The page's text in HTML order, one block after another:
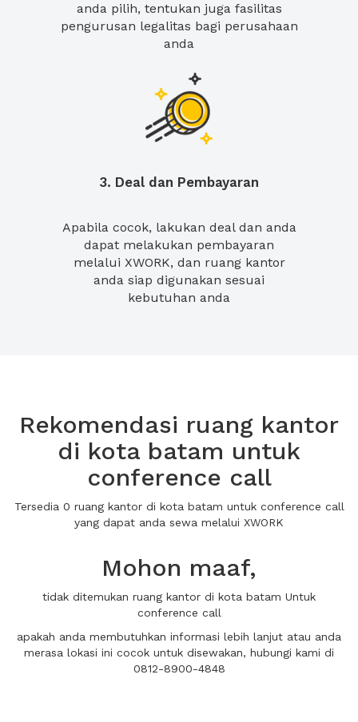
anda pilih, tentukan juga fasilitas
pengurusan legalitas bagi perusahaan
anda
3. Deal dan Pembayaran
Apabila cocok, lakukan deal dan anda
dapat melakukan pembayaran
melalui XWORK, dan ruang kantor
anda siap digunakan sesuai
kebutuhan anda
Rekomendasi ruang kantor
di kota batam untuk
conference call
Tersedia 0 ruang kantor di kota batam untuk conference call
yang dapat anda sewa melalui XWORK
Mohon maaf,
tidak ditemukan ruang kantor di kota batam Untuk
conference call
apakah anda membutuhkan informasi lebih lanjut atau anda
merasa lokasi ini cocok untuk disewakan, hubungi kami di
0812-8900-4848